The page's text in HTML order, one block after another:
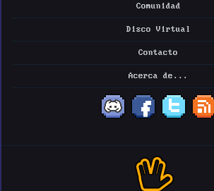
Comunidad
Disco Virtual
Contacto
Acerca de...